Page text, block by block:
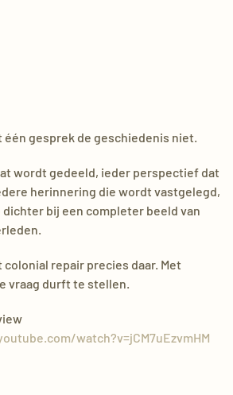
één gesprek de geschiedenis niet.
wordt gedeeld, ieder perspectief dat
herinnering die wordt vastgelegd,
bij een completer beeld van
repair precies daar. Met
vraag durft te stellen.
watch?v=jCM7uEzvmHM